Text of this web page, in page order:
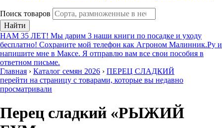
Поиск товаров
Найти
НАМ 35 ЛЕТ! Мы дарим 3 наши книги по посадке и уходу
бесплатно! Сохраните мой телефон как Агроном Малинник.Ру и
напишите мне в Максе. Я отправлю вам все свои пособия в
ответном письме.
Главная › Каталог семян 2026 › ПЕРЕЦ СЛАДКИЙ
перейти на страницу с товарами, которые вы недавно
просматривали
Перец сладкий «РЫЖИЙ